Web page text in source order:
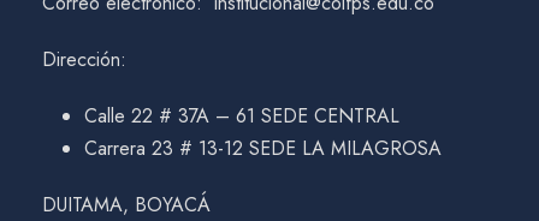
Dirección:
Calle 22 # 37A – 61 SEDE CENTRAL
Carrera 23 # 13-12 SEDE LA MILAGROSA
DUITAMA, BOYACÁ